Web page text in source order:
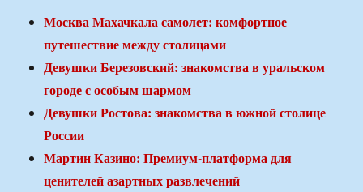
Москва Махачкала самолет: комфортное
путешествие между столицами
Девушки Березовский: знакомства в уральском
городе с особым шармом
Девушки Ростова: знакомства в южной столице
России
Мартин Казино: Премиум-платформа для
ценителей азартных развлечений